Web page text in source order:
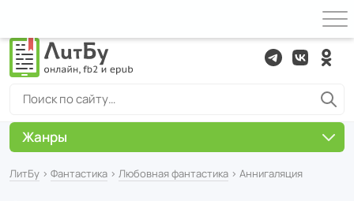
ЛитБу › Фантастика › Любовная фантастика › Аннигаляция
Жанры